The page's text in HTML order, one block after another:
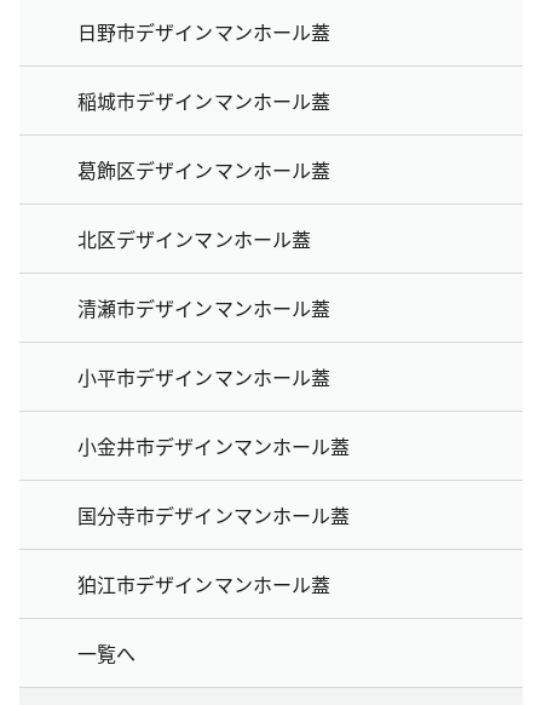
日野市デザインマンホール蓋
稲城市デザインマンホール蓋
葛飾区デザインマンホール蓋
北区デザインマンホール蓋
清瀬市デザインマンホール蓋
小平市デザインマンホール蓋
小金井市デザインマンホール蓋
国分寺市デザインマンホール蓋
狛江市デザインマンホール蓋
一覧へ